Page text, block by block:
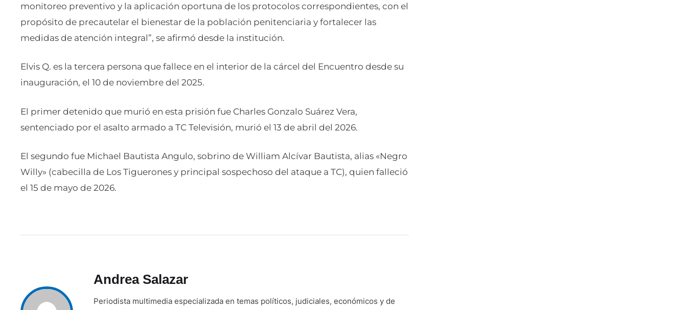
monitoreo preventivo y la aplicación oportuna de los protocolos correspondientes, con el
propósito de precautelar el bienestar de la población penitenciaria y fortalecer las
medidas de atención integral”, se afirmó desde la institución.
Elvis Q. es la tercera persona que fallece en el interior de la cárcel del Encuentro desde su
inauguración, el 10 de noviembre del 2025.
El primer detenido que murió en esta prisión fue Charles Gonzalo Suárez Vera,
sentenciado por el asalto armado a TC Televisión, murió el 13 de abril del 2026.
El segundo fue Michael Bautista Angulo, sobrino de William Alcívar Bautista, alias «Negro
Willy» (cabecilla de Los Tiguerones y principal sospechoso del ataque a TC), quien falleció
el 15 de mayo de 2026.
Andrea Salazar
Periodista multimedia especializada en temas políticos, judiciales, económicos y de